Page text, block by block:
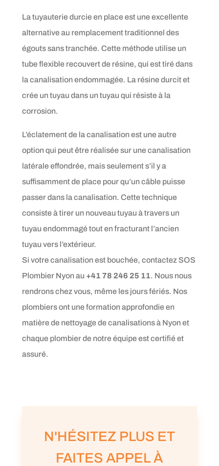
La tuyauterie durcie en place est une excellente
alternative au remplacement traditionnel des
égouts sans tranchée. Cette méthode utilise un
tube flexible recouvert de résine, qui est tiré dans
la canalisation endommagée. La résine durcit et
crée un tuyau dans un tuyau qui résiste à la
corrosion.
L’éclatement de la canalisation est une autre
option qui peut être réalisée sur une canalisation
latérale effondrée, mais seulement s’il y a
suffisamment de place pour qu’un câble puisse
passer dans la canalisation. Cette technique
consiste à tirer un nouveau tuyau à travers un
tuyau endommagé tout en fracturant l’ancien
tuyau vers l’extérieur.
Si votre canalisation est bouchée, contactez SOS
Plombier Nyon au +41 78 246 25 11. Nous nous
rendrons chez vous, même les jours fériés. Nos
plombiers ont une formation approfondie en
matière de nettoyage de canalisations à Nyon et
chaque plombier de notre équipe est certifié et
assuré.
N'HÉSITEZ PLUS ET
FAITES APPEL À